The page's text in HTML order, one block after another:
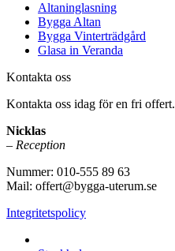
Altaninglasning
Bygga Altan
Bygga Vinterträdgård
Glasa in Veranda
Kontakta oss
Kontakta oss idag för en fri offert.
Nicklas
– Reception
Nummer: 010-555 89 63
Mail: offert@bygga-uterum.se
Integritetspolicy